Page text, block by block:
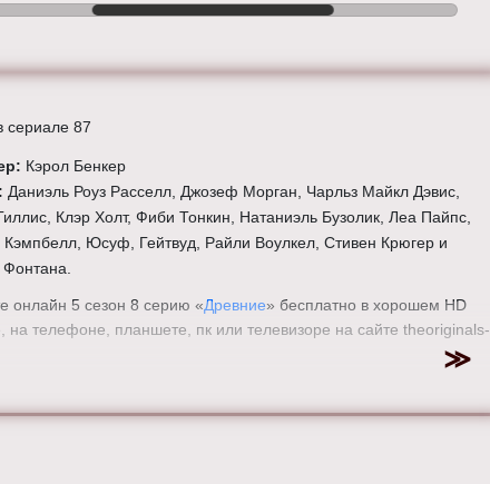
сериале 87
Кэрол Бенкер
Даниэль Роуз Расселл, Джозеф Морган, Чарльз Майкл Дэвис,
Клэр Холт, Фиби Тонкин, Натаниэль Бузолик, Леа Пайпс,
Кэмпбелл, Юсуф, Гейтвуд, Райли Воулкел, Стивен Крюгер и
онлайн 5 сезон 8 серию «Древние» бесплатно в хорошем HD
на телефоне, планшете, пк или телевизоре на сайте theoriginals-